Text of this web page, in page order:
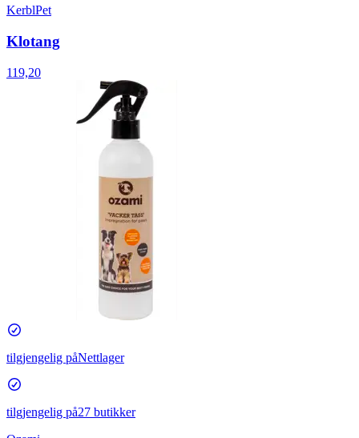
KerblPet
Klotang
119,20
tilgjengelig påNettlager
tilgjengelig på27 butikker